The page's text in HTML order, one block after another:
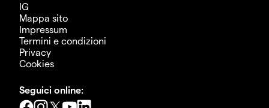
IG
Mappa sito
Impressum
Termini e condizioni
Privacy
Cookies
Seguici online: